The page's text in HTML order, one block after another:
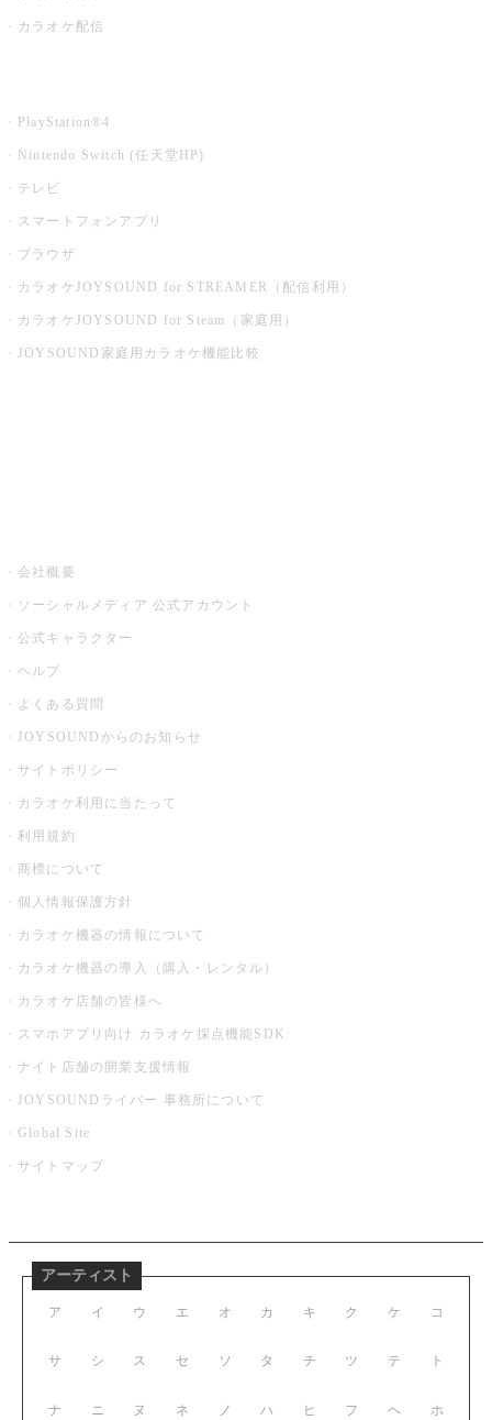
カラオケ配信
PlayStation®4
Nintendo Switch (任天堂HP)
テレビ
スマートフォンアプリ
ブラウザ
カラオケJOYSOUND for STREAMER（配信利用）
カラオケJOYSOUND for Steam（家庭用）
JOYSOUND家庭用カラオケ機能比較
会社概要
ソーシャルメディア 公式アカウント
公式キャラクター
ヘルプ
よくある質問
JOYSOUNDからのお知らせ
サイトポリシー
カラオケ利用に当たって
利用規約
商標について
個人情報保護方針
カラオケ機器の情報について
カラオケ機器の導入（購入・レンタル）
カラオケ店舗の皆様へ
スマホアプリ向け カラオケ採点機能SDK
ナイト店舗の開業支援情報
JOYSOUNDライバー 事務所について
Global Site
サイトマップ
アーティスト
ア イ ウ エ オ
サ シ ス セ ソ
ナ ニ ヌ ネ ノ
カ キ ク ケ コ
タ チ ツ テ ト
ハ ヒ フ ヘ ホ